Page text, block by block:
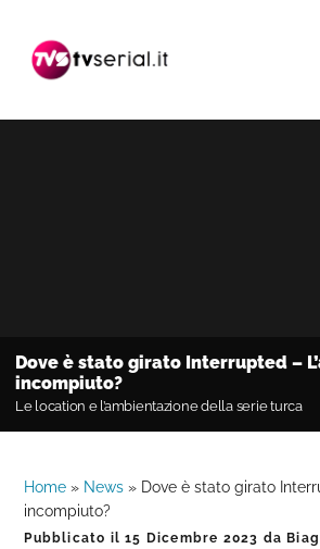
navigazione
contenuto
barra
primaria
Dove è stato girato Interrupted –
incompiuto?
Le location e l’ambientazione della serie turca
Home » News » Dove è stato girato
incompiuto?
Pubblicato il15 Dicembre 2023 da